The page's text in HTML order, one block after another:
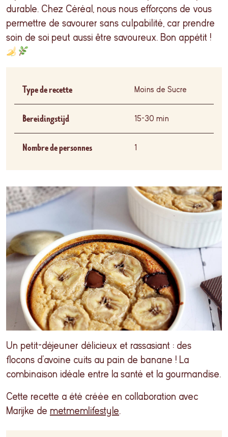
durable. Chez Céréal, nous nous efforçons de vous
permettre de savourer sans culpabilité, car prendre
soin de soi peut aussi être savoureux. Bon appétit !
Type de recette Moins de Sucre
Bereidingstijd 15-30 min
Nombre de personnes 1
Un petit-déjeuner délicieux et rassasiant : des
flocons d’avoine cuits au pain de banane ! La
combinaison idéale entre la santé et la gourmandise.
Cette recette a été créée en collaboration avec
Marijke de metmemlifestyle.